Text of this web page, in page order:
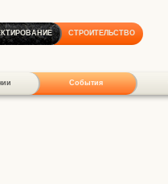
СТРОИТЕЛЬСТВО
События